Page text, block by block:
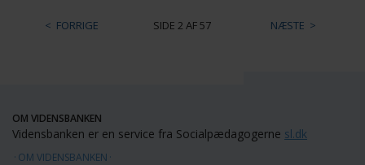
FORRIGE SIDE 2 AF 57 NÆSTE
OM VIDENSBANKEN
Vidensbanken er en service fra Socialpædagogerne sl.dk
OM VIDENSBANKEN